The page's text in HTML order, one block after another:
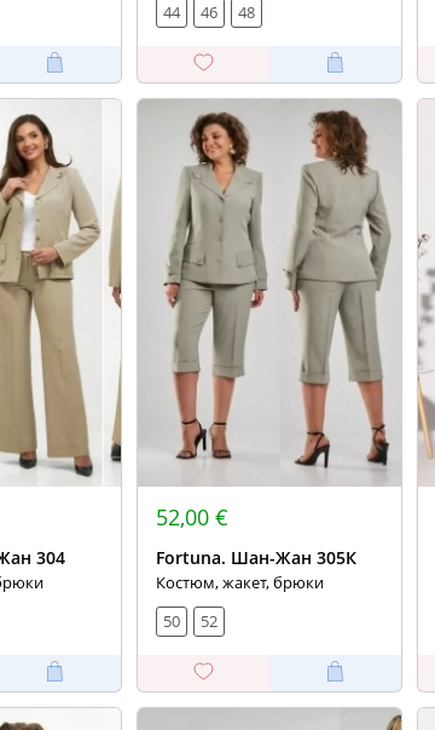
44
46 48
304
52,00 €
Fortuna. Шан-Жан 305К
Костюм, жакет, брюки
50
52